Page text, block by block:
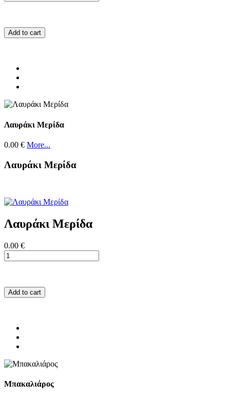
Add to cart
Λαυράκι Μερίδα
0.00 € More...
Λαυράκι Μερίδα
Λαυράκι Μερίδα
0.00 €
Add to cart
Μπακαλιάρος